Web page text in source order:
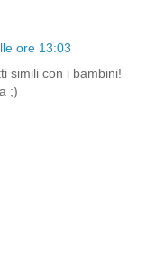
ore 13:03
simili con i bambini!
;)